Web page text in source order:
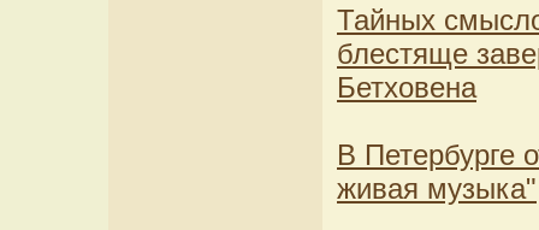
Тайных
блестяще
Бетховена
В Петербурге
живая музыка"